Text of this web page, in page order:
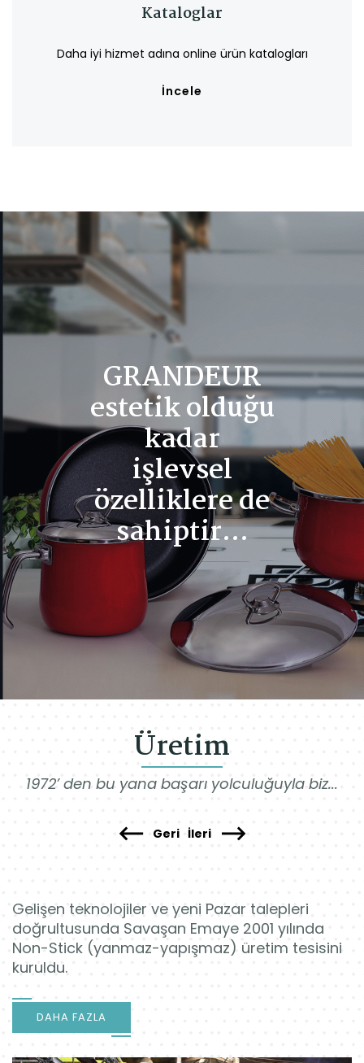
Kataloglar
Daha iyi hizmet adına online ürün katalogları
İncele
GRANDEUR
estetik olduğu
kadar
işlevsel
özelliklere de
sahiptir...
Üretim
1972’ den bu yana başarı yolculuğuyla biz...
Gelişen teknolojiler ve yeni Pazar talepleri
doğrultusunda Savaşan Emaye 2001 yılında
Non-Stick (yanmaz-yapışmaz) üretim tesisini
kuruldu.
Geri İleri
DAHA FAZLA